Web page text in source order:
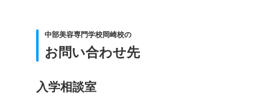
中部美容専門学校岡崎校の
お問い合わせ先
入学相談室